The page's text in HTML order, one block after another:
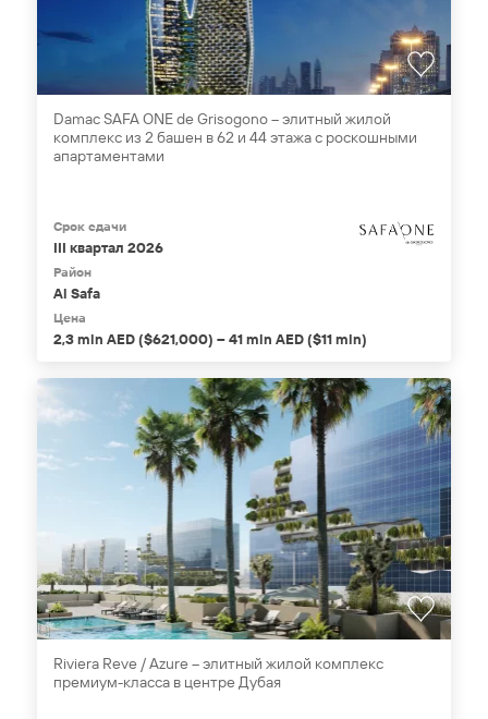
Damac SAFA ONE de Grisogono – элитный жилой
комплекс из 2 башен в 62 и 44 этажа с роскошными
апартаментами
Срок сдачи
III квартал 2026
Район
Al Safa
Цена
2,3 mln AED ($621,000) – 41 mln AED ($11 mln)
Riviera Reve / Azure – элитный жилой комплекс
премиум-класса в центре Дубая